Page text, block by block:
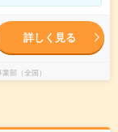
詳しく見る
部（全国）